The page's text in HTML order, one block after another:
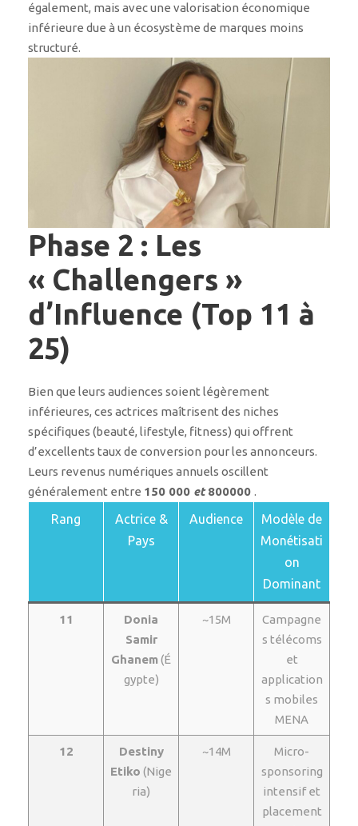
également, mais avec une valorisation économique
inférieure due à un écosystème de marques moins
structuré.
Phase 2 : Les
« Challengers »
d’Influence (Top 11 à
25)
Bien que leurs audiences soient légèrement
inférieures, ces actrices maîtrisent des niches
spécifiques (beauté, lifestyle, fitness) qui offrent
d’excellents taux de conversion pour les annonceurs.
Leurs revenus numériques annuels oscillent
généralement entre 150 000 et800000 .
Rang
Actrice &
Pays
Audience
Modèle de
Monétisati
on
Dominant
11
Donia
Samir
Ghanem(É
gypte)
~15M
Campagne
s télécoms
et
application
s mobiles
MENA
12
Destiny
Etiko (Nige
ria)
~14M
Micro-
sponsoring
intensif et
placement